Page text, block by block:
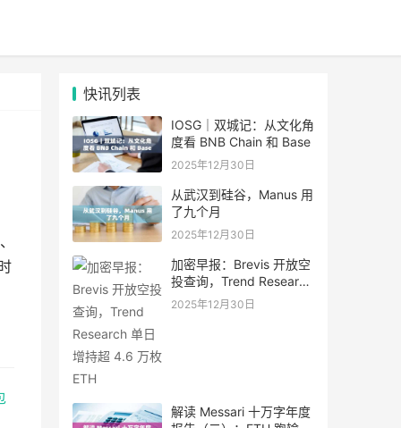
快讯列表
IOSG｜双城记：从文化角
度看 BNB Chain 和 Base
2025年12月30日
从武汉到硅谷，Manus 用
了九个月
2025年12月30日
加密早报：Brevis 开放空
投查询，Trend Research
单日增持超 4.6 万枚 ETH
2025年12月30日
解读 Messari 十万字年度